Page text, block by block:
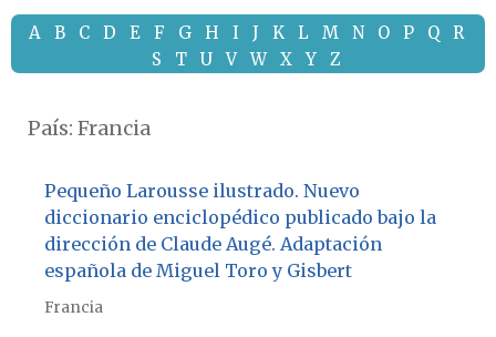
A B C D E F G H I J K L M N O P Q
R
S
T U V W X Y Z
País: Francia
Pequeño Larousse ilustrado. Nuevo
diccionario enciclopédico publicado bajo la
dirección de Claude Augé. Adaptación
española de Miguel Toro y Gisbert
Francia